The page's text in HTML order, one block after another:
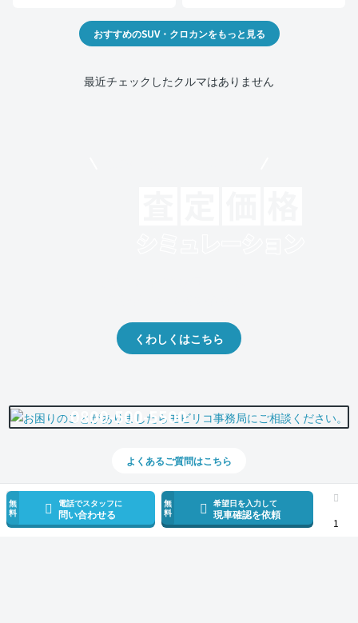
無
料
電話でスタッフに
問い合わせる
無
料
希望日を入力して
現車確認を依頼
1
おすすめのSUV・クロカンをもっと見る
最近チェックしたクルマはありません
くわしくはこちら
0800-500-5500
よくあるご質問はこちら